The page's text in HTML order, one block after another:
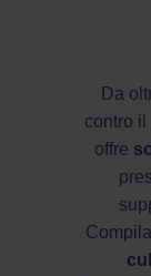
Da
contro
offre